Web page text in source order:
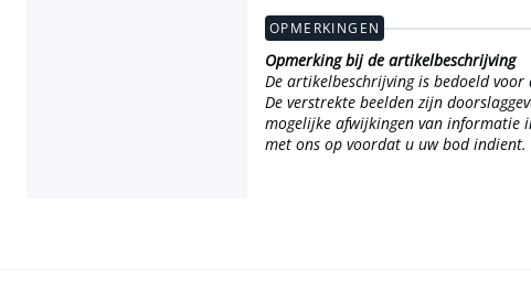
OPMERKINGEN
Opmerking bij de artikelbeschrijving
De artikelbeschrijving is bedoeld
De verstrekte beelden zijn
mogelijke afwijkingen van informatie
met ons op voordat u uw bod indient.